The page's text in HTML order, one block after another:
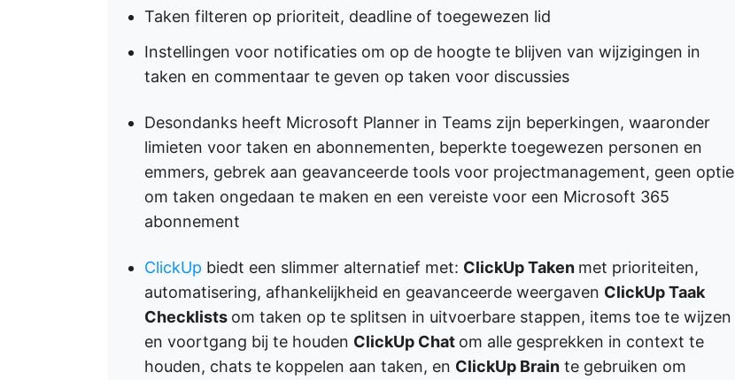
Taken filteren op prioriteit, deadline of toegewezen lid
Instellingen voor notificaties om op de hoogte te blijven van wijzigingen in
taken en commentaar te geven op taken voor discussies
Desondanks heeft Microsoft Planner in Teams zijn beperkingen, waaronder
limieten voor taken en abonnementen, beperkte toegewezen personen en
emmers, gebrek aan geavanceerde tools voor projectmanagement, geen optie
om taken ongedaan te maken en een vereiste voor een Microsoft 365
abonnement
ClickUp biedt een slimmer alternatief met: ClickUp Taken met prioriteiten,
automatisering, afhankelijkheid en geavanceerde weergaven ClickUp Taak
Checklists om taken op te splitsen in uitvoerbare stappen, items toe te wijzen
en voortgang bij te houden ClickUp Chat om alle gesprekken in context te
houden, chats te koppelen aan taken, en ClickUp Brain te gebruiken om